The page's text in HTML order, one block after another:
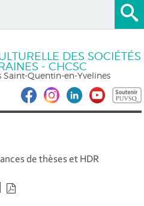
DES SOCIÉTÉS
- CHCSC
Saint-Quentin-en-Yvelines
de thèses et HDR